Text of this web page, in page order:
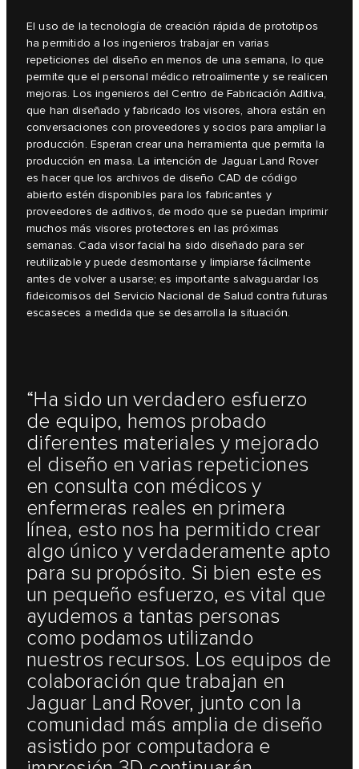
El uso de la tecnología de creación rápida de prototipos
ha permitido a los ingenieros trabajar en varias
repeticiones del diseño en menos de una semana, lo que
permite que el personal médico retroalimente y se realicen
mejoras. Los ingenieros del Centro de Fabricación Aditiva,
que han diseñado y fabricado los visores, ahora están en
conversaciones con proveedores y socios para ampliar la
producción. Esperan crear una herramienta que permita la
producción en masa. La intención de Jaguar Land Rover
es hacer que los archivos de diseño CAD de código
abierto estén disponibles para los fabricantes y
proveedores de aditivos, de modo que se puedan imprimir
muchos más visores protectores en las próximas
semanas. Cada visor facial ha sido diseñado para ser
reutilizable y puede desmontarse y limpiarse fácilmente
antes de volver a usarse; es importante salvaguardar los
fideicomisos del Servicio Nacional de Salud contra futuras
escaseces a medida que se desarrolla la situación.
“Ha sido un verdadero esfuerzo
de equipo, hemos probado
diferentes materiales y mejorado
el diseño en varias repeticiones
en consulta con médicos y
enfermeras reales en primera
línea, esto nos ha permitido crear
algo único y verdaderamente apto
para su propósito. Si bien este es
un pequeño esfuerzo, es vital que
ayudemos a tantas personas
como podamos utilizando
nuestros recursos. Los equipos de
colaboración que trabajan en
Jaguar Land Rover, junto con la
comunidad más amplia de diseño
asistido por computadora e